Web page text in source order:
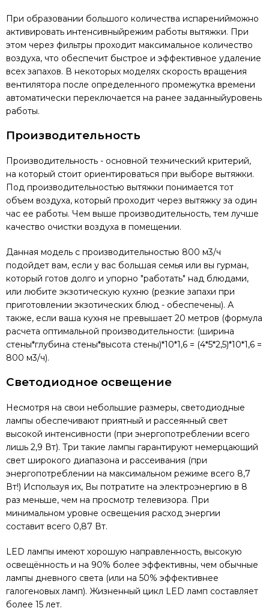
При образовании большого количества испаренийможно
активировать интенсивныйрежим работы вытяжки. При
этом через фильтры проходит максимальное количество
воздуха, что обеспечит быстрое и эффективное удаление
всех запахов. В некоторых моделях скорость вращения
вентилятора после определенного промежутка времени
автоматически переключается на ранее заданныйуровень
работы.
Производительность
Производительность - основной технический критерий,
на который стоит ориентироваться при выборе вытяжки.
Под производительностью вытяжки понимается тот
объем воздуха, который проходит через вытяжку за один
час ее работы. Чем выше производительность, тем лучше
качество очистки воздуха в помещении.
Данная модель с производительностью 800 м3/ч
подойдет вам, если у вас большая семья или вы гурман,
который готов долго и упорно "работать" над блюдами,
или любите экзотическую кухню (резкие запахи при
приготовлении экзотических блюд - обеспечены). А
также, если ваша кухня не превышает 20 метров (формула
расчета оптимальной производительности: (ширина
стены*глубина стены*высота стены)*10*1,6 = (4*5*2,5)*10*1,6 =
800 м3/ч).
Светодиодное освещение
Несмотря на свои небольшие размеры, светодиодные
лампы обеспечивают приятный и рассеянный свет
высокой интенсивности (при энергопотреблении всего
лишь 2,9 Вт). Три такие лампы гарантируют немерцающий
свет широкого диапазона и рассеивания (при
энергопотреблении на максимальном режиме всего 8,7
Вт!) Используя их, Вы потратите на электроэнергию в 8
раз меньше, чем на просмотр телевизора. При
минимальном уровне освещения расход энергии
составит всего 0,87 Вт.
LED лампы имеют хорошую направленность, высокую
освещённость и на 90% более эффективны, чем обычные
лампы дневного света (или на 50% эффективнее
галогеновых ламп). Жизненный цикл LED ламп составляет
более 15 лет.